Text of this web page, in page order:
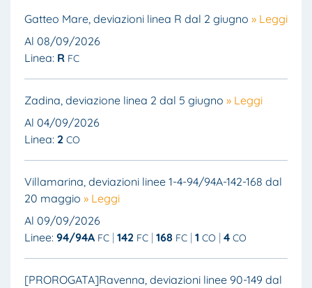
Gatteo Mare, deviazioni linea R dal 2 giugno » Leggi
Al 08/09/2026
Linea: R FC
Zadina, deviazione linea 2 dal 5 giugno » Leggi
Al 04/09/2026
Linea: 2 CO
Villamarina, deviazioni linee 1-4-94/94A-142-168 dal
20 maggio » Leggi
Al 09/09/2026
Linee: 94/94A FC 142 FC 168 FC 1 CO 4 CO
[PROROGATA]Ravenna, deviazioni linee 90-149 dal